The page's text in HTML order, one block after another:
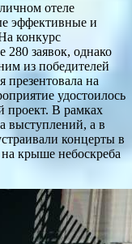
отеле
эффективные и
конкурс
заявок, однако
из победителей
презентовала на
удостоилось
проект. В рамках
выступлений, а в
концерты в
крыше небоскреба